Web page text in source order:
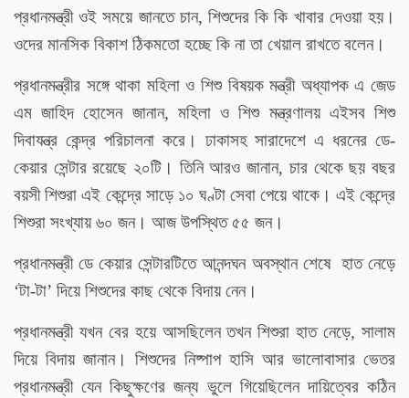
প্রধানমন্ত্রী ওই সময়ে জানতে চান, শিশুদের কি কি খাবার দেওয়া হয়।
ওদের মানসিক বিকাশ ঠিকমতো হচ্ছে কি না তা খেয়াল রাখতে বলেন।
প্রধানমন্ত্রীর সঙ্গে থাকা মহিলা ও শিশু বিষয়ক মন্ত্রী অধ্যাপক এ জেড
এম জাহিদ হোসেন জানান, মহিলা ও শিশু মন্ত্রণালয় এইসব শিশু
দিবাযন্ত্র কেন্দ্র পরিচালনা করে। ঢাকাসহ সারাদেশে এ ধরনের ডে-
কেয়ার সেন্টার রয়েছে ২০টি। তিনি আরও জানান, চার থেকে ছয় বছর
বয়সী শিশুরা এই কেন্দ্রে সাড়ে ১০ ঘণ্টা সেবা পেয়ে থাকে। এই কেন্দ্রে
শিশুরা সংখ্যায় ৬০ জন। আজ উপস্থিত ৫৫ জন।
প্রধানমন্ত্রী ডে কেয়ার সেন্টারটিতে আনন্দঘন অবস্থান শেষে হাত নেড়ে
‘টা-টা’ দিয়ে শিশুদের কাছ থেকে বিদায় নেন।
প্রধানমন্ত্রী যখন বের হয়ে আসছিলেন তখন শিশুরা হাত নেড়ে, সালাম
দিয়ে বিদায় জানান। শিশুদের নিষ্পাপ হাসি আর ভালোবাসার ভেতর
প্রধানমন্ত্রী যেন কিছুক্ষণের জন্য ভুলে গিয়েছিলেন দায়িত্বের কঠিন